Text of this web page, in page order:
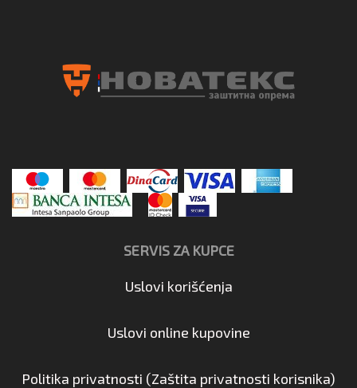
SERVIS ZA KUPCE
Uslovi korišćenja
Uslovi online kupovine
Politika privatnosti (Zaštita privatnosti korisnika)